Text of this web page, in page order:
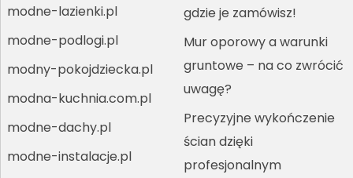
modne-lazienki.pl
modne-podlogi.pl
modny-pokojdziecka.pl
modna-kuchnia.com.pl
modne-dachy.pl
modne-instalacje.pl
gdzie je zamówisz!
Mur oporowy a warunki
gruntowe – na co zwrócić
uwagę?
Precyzyjne wykończenie
ścian dzięki
profesjonalnym